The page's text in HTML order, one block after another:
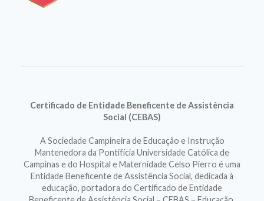
Certificado de Entidade Beneficente de Assistência
Social (CEBAS)
A Sociedade Campineira de Educação e Instrução
Mantenedora da Pontifícia Universidade Católica de
Campinas e do Hospital e Maternidade Celso Pierro é uma
Entidade Beneficente de Assistência Social, dedicada à
educação, portadora do Certificado de Entidade